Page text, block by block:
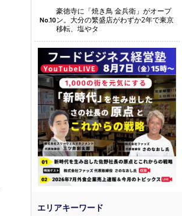
No.10
豪徳寺に「焼き鳥 金兵衛」がオープ
ン。大分の繁盛店がわずか2年で東京
移転、塩やタ